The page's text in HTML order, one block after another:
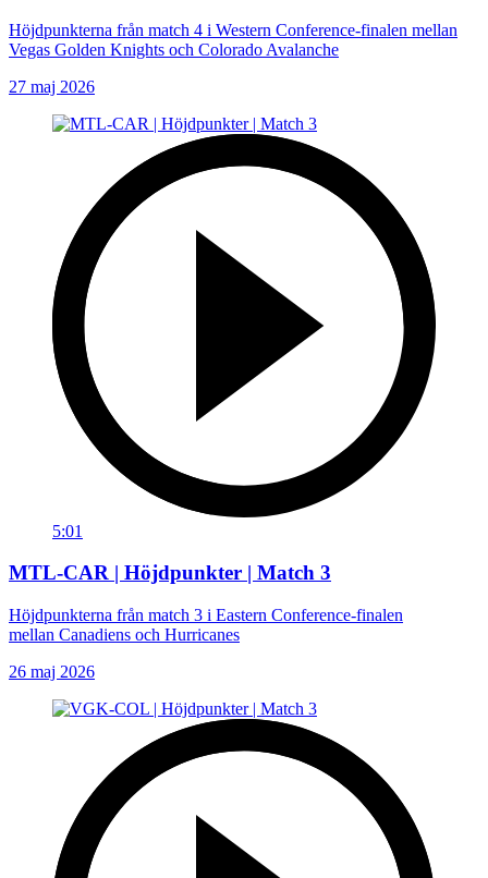
Höjdpunkterna från match 4 i Western Conference-finalen mellan
Vegas Golden Knights och Colorado Avalanche
27 maj 2026
5:01
MTL-CAR | Höjdpunkter | Match 3
Höjdpunkterna från match 3 i Eastern Conference-finalen
mellan Canadiens och Hurricanes
26 maj 2026